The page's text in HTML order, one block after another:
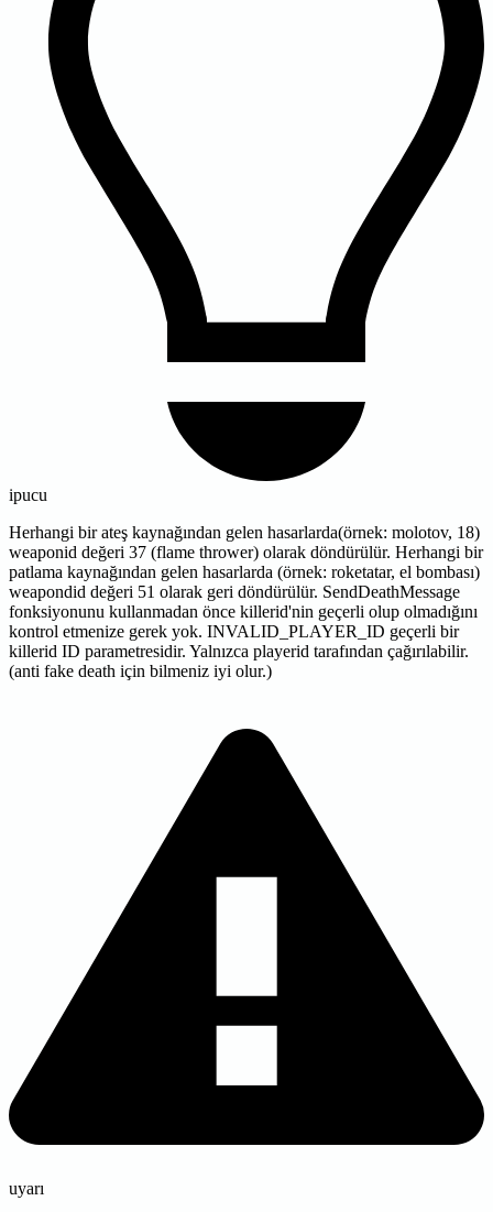
ipucu
Herhangi bir ateş kaynağından gelen hasarlarda(örnek: molotov, 18)
weaponid değeri 37 (flame thrower) olarak döndürülür. Herhangi bir
patlama kaynağından gelen hasarlarda (örnek: roketatar, el bombası)
weapondid değeri 51 olarak geri döndürülür. SendDeathMessage
fonksiyonunu kullanmadan önce killerid'nin geçerli olup olmadığını
kontrol etmenize gerek yok. INVALID_PLAYER_ID geçerli bir
killerid ID parametresidir. Yalnızca playerid tarafından çağırılabilir.
(anti fake death için bilmeniz iyi olur.)
uyarı